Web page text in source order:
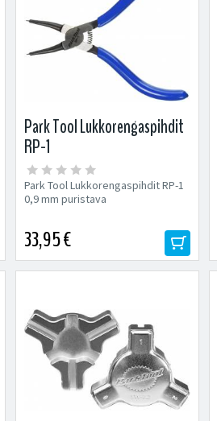
Park Tool Lukkorengaspihdit
RP-1
Park Tool Lukkorengaspihdit RP-1
0,9 mm puristava
33,95 €